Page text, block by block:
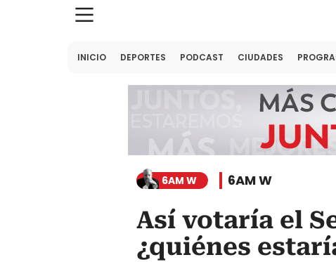
INICIO DEPORTES PODCAST CIUDADES
6AM W 6AM W
Así votaría el
¿quiénes